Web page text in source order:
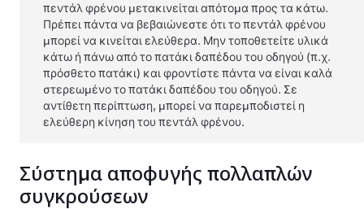
πεντάλ φρένου μετακινείται απότομα προς τα κάτω.
Πρέπει πάντα να βεβαιώνεστε ότι το πεντάλ φρένου
μπορεί να κινείται ελεύθερα. Μην τοποθετείτε υλικά
κάτω ή πάνω από το πατάκι δαπέδου του οδηγού (π.χ.
πρόσθετο πατάκι) και φροντίστε πάντα να είναι καλά
στερεωμένο το πατάκι δαπέδου του οδηγού. Σε
αντίθετη περίπτωση, μπορεί να παρεμποδιστεί η
ελεύθερη κίνηση του πεντάλ φρένου.
Σύστημα αποφυγής πολλαπλών
συγκρούσεων